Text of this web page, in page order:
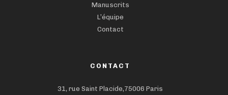
Manuscrits
L’équipe
Contact
CONTACT
31, rue Saint Placide,75006 Paris